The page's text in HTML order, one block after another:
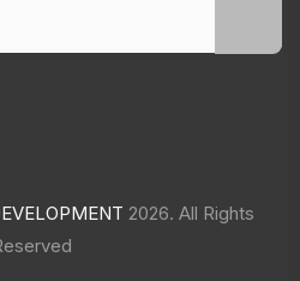
2026. All Rights